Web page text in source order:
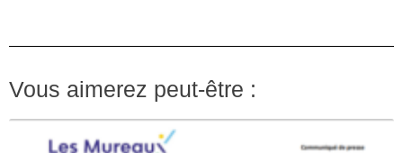
Vous aimerez peut-être :